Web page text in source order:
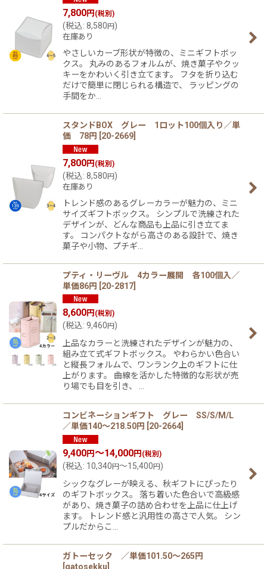
7,800円 (税別)
(税込: 8,580円)
在庫あり
やさしいカーブ形状が特徴の、ミニギフトボッ
クス。 丸みのあるフォルムが、焼き菓子やクッ
キーをかわいく引き立てます。 フタを折り込む
だけで簡単に閉じられる構造で、 ラッピングの
手間をか…
スタンドBOX グレー 1ロット100個入り／単
価 78円
20-2669
7,800円(税別)
(税込: 8,580円)
在庫あり
トレンド感のあるグレーカラーが魅力の、ミニ
サイズギフトボックス。 シンプルで洗練された
デザインが、どんな商品も上品に引き立てま
す。 コンパクトながら高さのある設計で、焼き
菓子や小物、プチギ…
プティ・リーヴル 4カラー展開 各100個入／
単価86円 [20-2817]
8,600円 (税別)
(税込: 9,460 円 )
上品なカラーと洗練されたデザインが魅力の、
組み立て式ギフトボックス。 やわらかい色合い
と縦長フォルムで、ワンランク上のギフトに仕
上がります。 曲線を活かした特徴的な形状が売
り場でも目を引き、 …
コンビネーションギフト グレー SS/S/M/L
／単価140〜218.50円
20-2664
9,400円～14,000円 (税別)
(税込: 10,340 円 ～15,400 円 )
シックなグレーが映える、秋ギフトにぴったり
のギフトボックス。 落ち着いた色合いで高級感
があり、焼き菓子の詰め合わせを上品に仕上げ
ます。 トレンド感と汎用性の高さで人気。 シン
プルだからこ…
ガトーセック ／単価101.50〜265円
gatosekku